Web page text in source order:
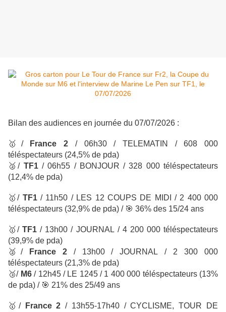
Bilan des audiences en journée du 07/07/2026 :
🥇 / France 2 / 06h30 / TELEMATIN
/ 608 000
téléspectateurs (24,5% de pda)
🥈/ TF1 / 06h55 / BONJOUR / 328 000 téléspectateurs
(12,4% de pda)
🥇/ TF1/ 11h50 / LES 12 COUPS DE MIDI
/ 2 400 000
téléspectateurs (32,9% de pda) / 🎯 36% des 15/24 ans
🥇/TF1 / 13h00 / JOURNAL / 4 200 000 téléspectateurs
(39,9% de pda)
🥈 / France 2 / 13h00 / JOURNAL
/ 2 300 000
téléspectateurs (21,3% de pda)
🥉/ M6/ 12h45 / LE 1245 / 1 400 000 téléspectateurs (13%
de pda) / 🎯 21% des 25/49 ans
🥇 / France 2 / 13h55-17h40 / CYCLISME, TOUR DE